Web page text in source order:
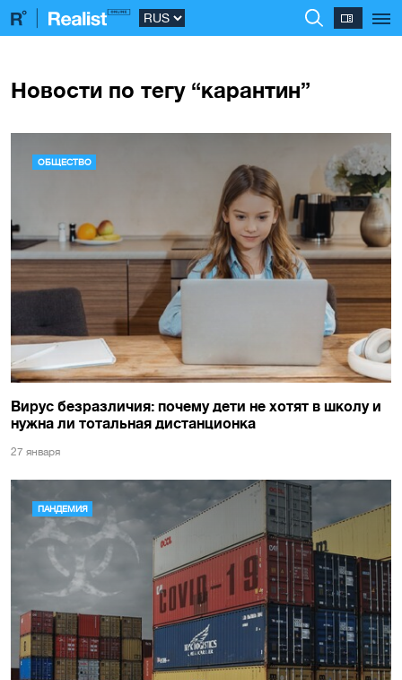
Новости по тегу “карантин”
ОБЩЕСТВО
Вирус безразличия: почему дети не хотят в школу и
нужна ли тотальная дистанционка
27 января
ПАНДЕМИЯ